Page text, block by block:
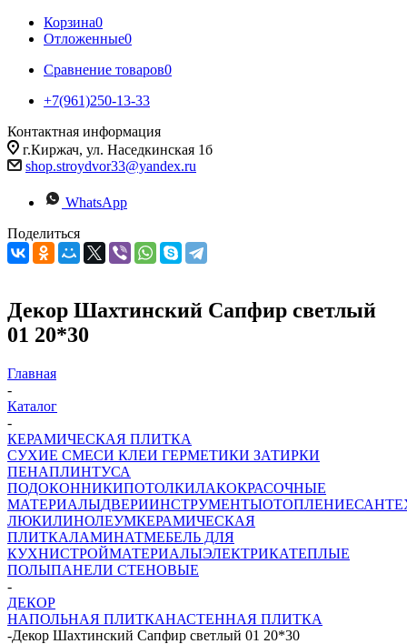
Корзина0
Отложенные0
Сравнение товаров0
+7(961)250-13-33
Контактная информация
г.Киржач, ул. Наседкинская 1б
shop.stroydvor33@yandex.ru
WhatsApp
Поделиться
Декор Шахтинский Сапфир светлый
01 20*30
Главная
-
Каталог
-
КЕРАМИЧЕСКАЯ ПЛИТКА
СУХИЕ СМЕСИ КЛЕИ ГЕРМЕТИКИ ЗАТИРКИ
ПЕНАПЛИНТУСА
ПОДОКОННИКИПОТОЛКИЛАКОКРАСОЧНЫЕ
МАТЕРИАЛЫДВЕРИИНСТРУМЕНТЫОТОПЛЕНИЕ
ЛЮКИЛИНОЛЕУМКЕРАМИЧЕСКАЯ
ПЛИТКАЛАМИНАТМЕБЕЛЬ ДЛЯ
КУХНИСТРОЙМАТЕРИАЛЫЭЛЕКТРИКАТЕПЛЫЕ
ПОЛЫПАНЕЛИ СТЕНОВЫЕ
-
ДЕКОР
НАПОЛЬНАЯ ПЛИТКАНАСТЕННАЯ ПЛИТКА
-Декор Шахтинский Сапфир светлый 01 20*30